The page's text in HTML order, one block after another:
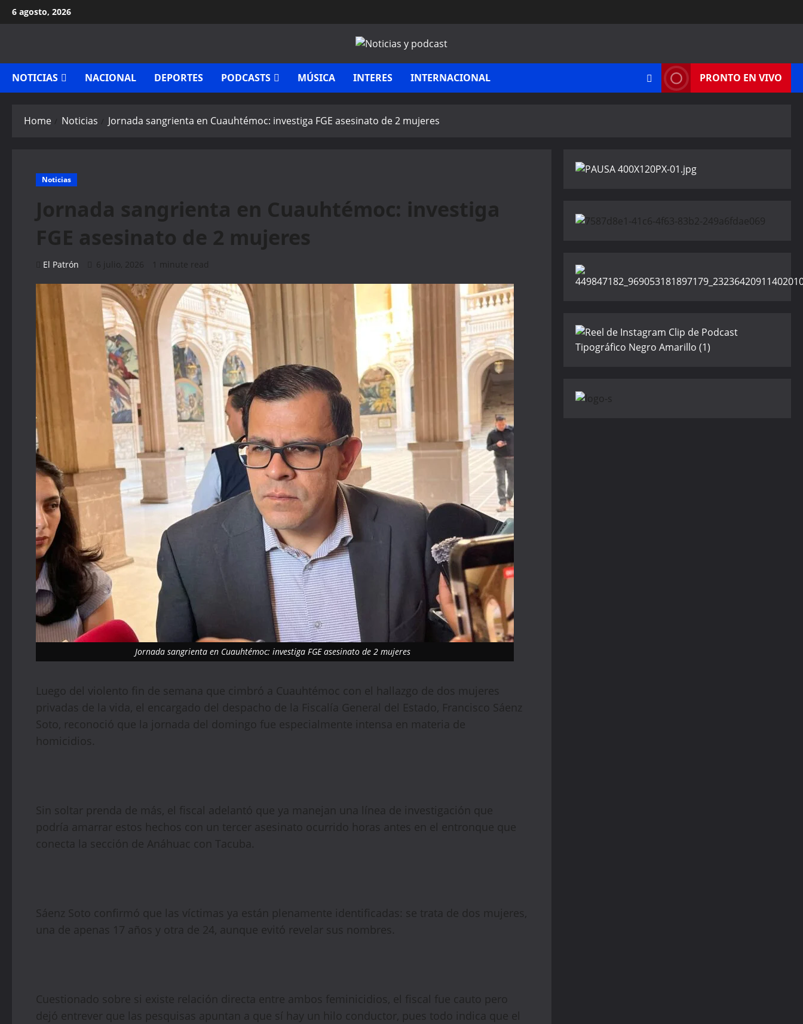
Skip
to
6 agosto, 2026
NOTICIAS NACIONAL DEPORTES PODCASTS MÚSICA INTERES INTERNACIONAL PRONTO EN VIVO
Home Noticias Jornada sangrienta en Cuauhtémoc: investiga FGE asesinato de 2 mujeres
Noticias
Jornada sangrienta en Cuauhtémoc: investiga
FGE asesinato de 2 mujeres
El Patrón 6 julio, 2026 1 minute read
Jornada sangrienta en Cuauhtémoc: investiga FGE asesinato de 2 mujeres
Luego del violento fin de semana que cimbró a Cuauhtémoc con el hallazgo de dos mujeres
privadas de la vida, el encargado del despacho de la Fiscalía General del Estado, Francisco Sáenz
Soto, reconoció que la jornada del domingo fue especialmente intensa en materia de
homicidios.
Sin soltar prenda de más, el fiscal adelantó que ya manejan una línea de investigación que
podría amarrar estos hechos con un tercer asesinato ocurrido horas antes en el entronque que
conecta la sección de Anáhuac con Tacuba.
Sáenz Soto confirmó que las víctimas ya están plenamente identificadas: se trata de dos mujeres,
una de apenas 17 años y otra de 24, aunque evitó revelar sus nombres.
Cuestionado sobre si existe relación directa entre ambos feminicidios, el fiscal fue cauto pero
dejó entrever que las pesquisas apuntan a que sí hay un hilo conductor, pues todo indica que el
automatically!